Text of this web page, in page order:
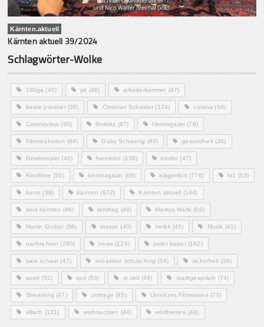
Kärnten.aktuell
Kärnten aktuell 39/2024
Schlagwörter-Wolke
180ga (45) ak (48) arbeiterkammer (47)
beate prettner(38) Christian Scheider (124) corona (69)
Coronavirus (90) filmblitz (87) filmmagazin (76)
Filmneuheiten (64) Gaby Schaunig (43) gesundheit(36)
Gewinnspiel (40) heimkino (138) kinder (47)
Kinofilme (50) kinomagazin (69) klagenfurt(776) kt1 (53)
kunst (38) kärnten (672) Kärnten aktuell (144)
land kärnten (46) landtag (49) Markus Malle (68)
Martin Gruber (58) messe (40) mmkk(45) Musik (41)
nachrichten (280) news(126) peter kaiser(162)
sara schaar (47) sebastian schuschnig (38) sicherheit (36)
sport (52) spö (53) st.veit(49) stadtgespräch (74)
Streaming (47) umfrage (45) Unnützes Filmwissen (77)
villach (131) weihnachten (44) wörthersee (44)